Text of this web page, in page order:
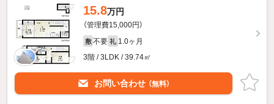
15.8万円
（管理費15,000円）
敷 不要 礼 1.0ヶ月
3階 / 3LDK / 39.74㎡
お問い合わせ （無料）